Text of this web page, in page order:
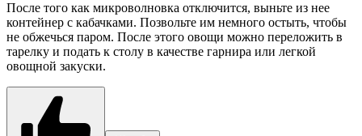
После того как микроволновка отключится, выньте из нее
контейнер с кабачками. Позвольте им немного остыть, чтобы
не обжечься паром. После этого овощи можно переложить в
тарелку и подать к столу в качестве гарнира или легкой
овощной закуски.